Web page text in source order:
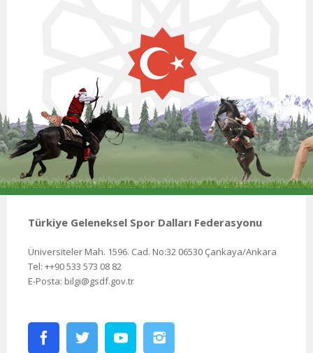
Türkiye Geleneksel Spor Dalları Federasyonu
Üniversiteler Mah. 1596. Cad. No:32 06530 Çankaya/Ankara
Tel: ++90 533 573 08 82
E-Posta: bilgi@gsdf.gov.tr